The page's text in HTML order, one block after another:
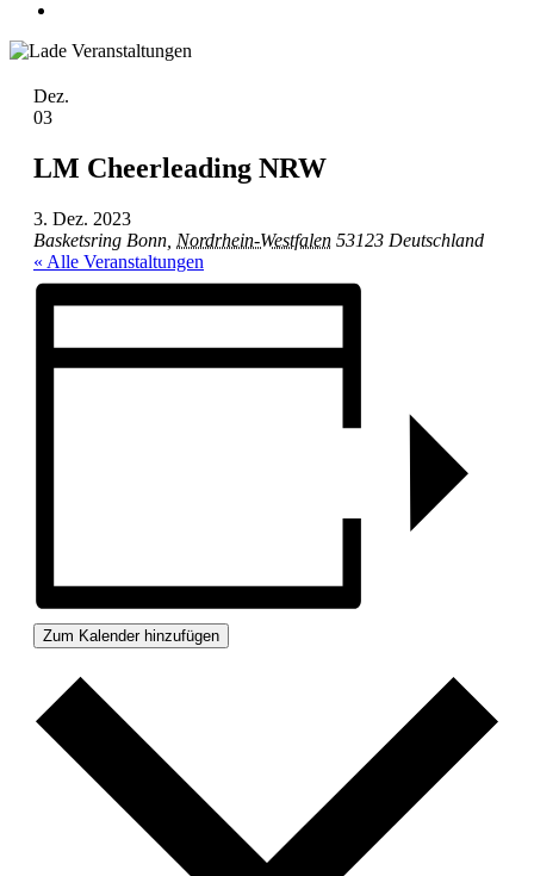
Dez.
03
LM Cheerleading NRW
3. Dez. 2023
Basketsring Bonn Nordrhein-Westfalen 53123 Deutschland
« Alle Veranstaltungen
Zum Kalender hinzufügen